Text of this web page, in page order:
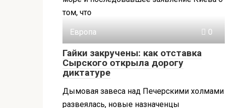
том, что
Европа 0
Гайки закручены: как отставка
Сырского открыла дорогу
диктатуре
Дымовая завеса над Печерскими холмами
развеялась, новые назначенцы